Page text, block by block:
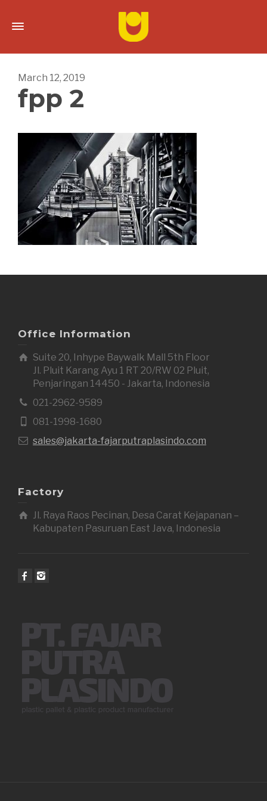
March 12, 2019
fpp 2
Office Information
Suite 20, Inhype Baywalk Mall 5th Floor
Jl. Pluit Karang Ayu 1 RT 20/RW 02 Pluit,
Penjaringan 14450 - Jakarta, Indonesia
021-2962-9589
081-1998-1680
sales@jakarta-fajarputraplasindo.com
Factory
Jl. Raya Raos Pecinan, Desa Carat Kejapanan –
Kabupaten Pasuruan East Java, Indonesia